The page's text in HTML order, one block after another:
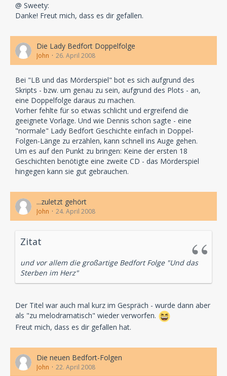
@ Sweety:
Danke! Freut mich, dass es dir gefallen.
Die Lady Bedfort Doppelfolge
John 26. April 2008
Bei "LB und das Mörderspiel" bot es sich aufgrund des
Skripts - bzw. um genau zu sein, aufgrund des Plots - an,
eine Doppelfolge daraus zu machen.
Vorher fehlte für so etwas schlicht und ergreifend die
geeignete Vorlage. Und wie Dennis schon sagte - eine
"normale" Lady Bedfort Geschichte einfach in Doppel-
Folgen-Länge zu erzählen, kann schnell ins Auge gehen.
Um es auf den Punkt zu bringen: Keine der ersten 18
Geschichten benötigte eine zweite CD - das Mörderspiel
hingegen kann sie gut gebrauchen.
...zuletzt gehört
John 24. April 2008
Zitat
und vor allem die großartige Bedfort Folge "Und das
Sterben im Herz"
Der Titel war auch mal kurz im Gespräch - wurde dann aber
als "zu melodramatisch" wieder verworfen.
Freut mich, dass es dir gefallen hat.
Die neuen Bedfort-Folgen
John 22. April 2008